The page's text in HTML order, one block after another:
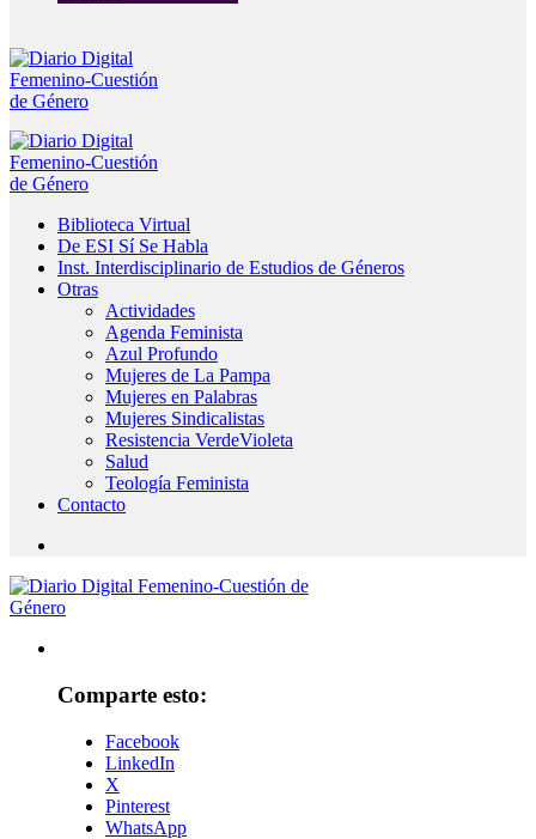
Biblioteca Virtual
De ESI Sí Se Habla
Inst. Interdisciplinario de Estudios de Géneros
Otras
Actividades
Agenda Feminista
Azul Profundo
Mujeres de La Pampa
Mujeres en Palabras
Mujeres Sindicalistas
Resistencia VerdeVioleta
Salud
Teología Feminista
Contacto
Comparte esto:
Facebook
LinkedIn
X
Pinterest
WhatsApp